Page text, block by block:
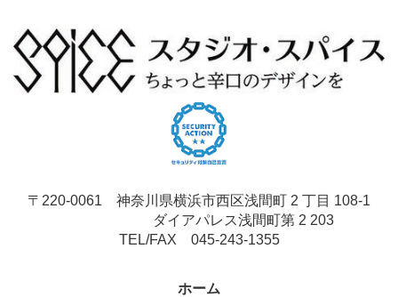
〒220-0061 神奈川県横浜市西区浅間町 2 丁目 108-1
ダイアパレス浅間町第 2 203
TEL/FAX 045-243-1355
ホーム